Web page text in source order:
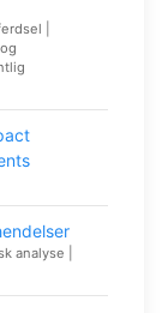
|
analyse |